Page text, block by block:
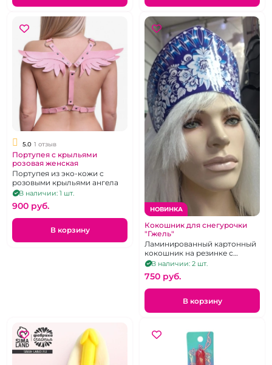
5.0 1 отзыв
Портупея с крыльями
розовая женская
Портупея из эко-кожи с
розовыми крыльями ангела
В наличии: 1 шт.
900 pуб.
В корзину
НОВИНКА
Кокошник для снегурочки
"Гжель"
Ламинированный картонный
кокошник на резинке с
атласными лентами
В наличии: 2 шт.
750 pуб.
В корзину